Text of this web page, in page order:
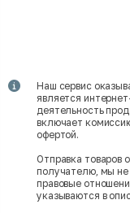
Наш сервис
является
деятельность
включает
офертой.
Отправка товаров
получателю, мы не
правовые
указываются в